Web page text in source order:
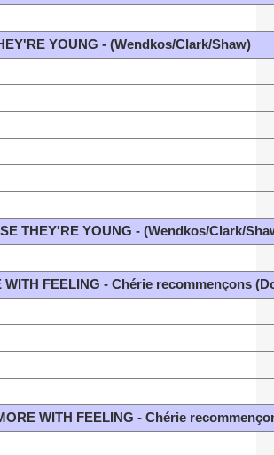
YOUNG - (Wendkos/Clark/Shaw)
THEY'RE YOUNG - (Wendkos/Clark/
WITH FEELING - Chérie recommençons
WITH FEELING - Chérie